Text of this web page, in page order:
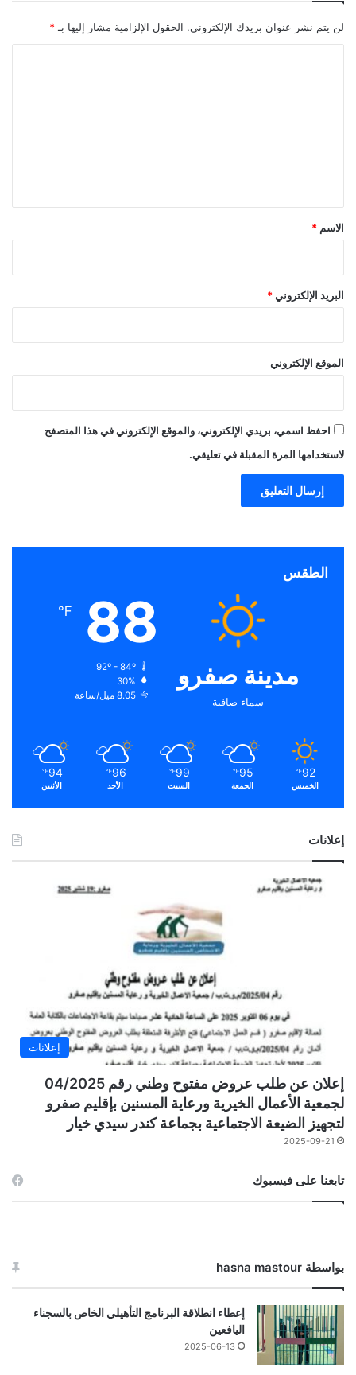
لن يتم نشر عنوان بريدك الإلكتروني. الحقول الإلزامية مشار إليها بـ *
*
الاسم *
البريد الإلكتروني *
الموقع الإلكتروني
احفظ اسمي، بريدي الإلكتروني، والموقع الإلكتروني في هذا المتصفح
لاستخدامها المرة المقبلة في تعليقي.
الطقس
مدينة صفرو
سماء صافية
88
℉
92º - 84º
30%
8.05 ميل/ساعة
92
℉
الخميس
95
℉
الجمعة
99
℉
السبت
96
℉
الأحد
94
℉
الأثنين
إعلانات
إعلانات
إعلان عن طلب عروض مفتوح وطني رقم 04/2025
لجمعية الأعمال الخيرية ورعاية المسنين بإقليم صفرو
لتجهيز الضيعة الاجتماعية بجماعة كندر سيدي خيار
2025-09-21
تابعنا على فيسبوك
بواسطة hasna mastour
إعطاء انطلاقة البرنامج التأهيلي الخاص بالسجناء
اليافعين
2025-06-13